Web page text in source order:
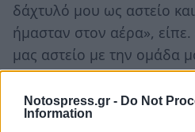
Notospress.gr - Do Not
Information
δάχτυλό μου ως αστείο
ήμασταν στον αέρα»,
μας αστείο με την ομάδα
που βγήκε στον αέρα!
συμβεί αυτό και λυπάμαι
στενοχώρησα κάποιον. Δεν